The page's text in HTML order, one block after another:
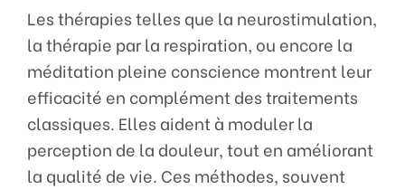
Les thérapies telles que la neurostimulation,
la thérapie par la respiration, ou encore la
méditation pleine conscience montrent leur
efficacité en complément des traitements
classiques. Elles aident à moduler la
perception de la douleur, tout en améliorant
la qualité de vie. Ces méthodes, souvent